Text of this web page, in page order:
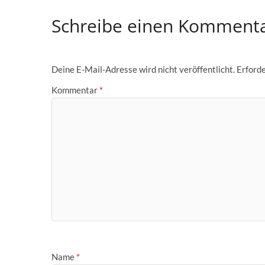
Schreibe einen
Deine E-Mail-Adresse wird nicht veröffentlicht.
Kommentar *
Name *